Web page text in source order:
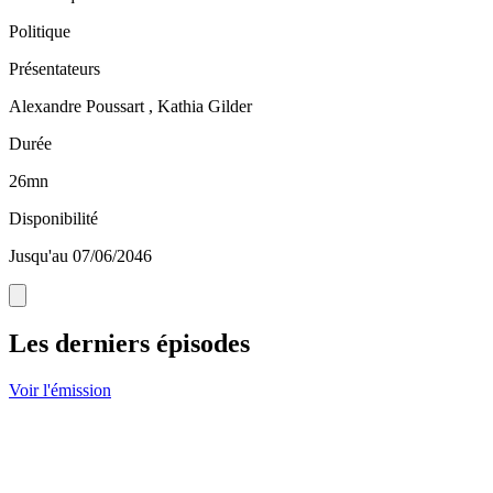
Politique
Présentateurs
Alexandre Poussart , Kathia Gilder
Durée
26mn
Disponibilité
Jusqu'au 07/06/2046
Les derniers épisodes
Voir l'émission